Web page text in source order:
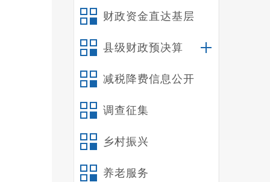
财政资金直达基层
县级财政预决算
减税降费信息公开
调查征集
乡村振兴
养老服务